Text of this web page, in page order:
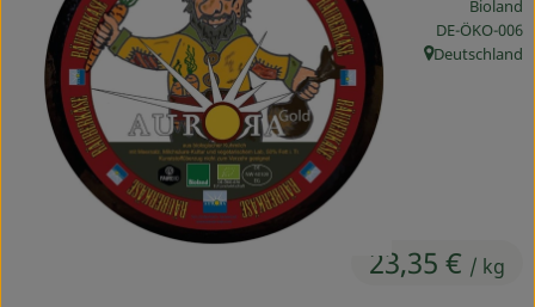
Ökokisten
Obst & Gemüse
Kühltheke
Backwaren
Haltbares
23,35 € / kg
Bioland
,DE-ÖKO-006
, Herkunft:
Deutschland